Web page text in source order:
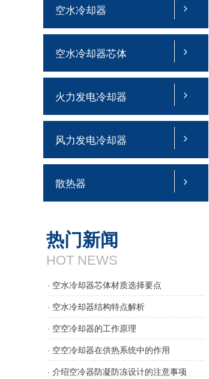
空水冷却器
空水冷却器芯体
火力发电冷却器
风力发电冷却器
散热器
热门新闻
HOT NEWS
· 空水冷却器芯体材质选择要点
· 空水冷却器结构特点解析
· 空空冷却器的工作原理
· 空空冷却器在供热系统中的作用
· 介绍空冷器防凝防冻设计的注意事项